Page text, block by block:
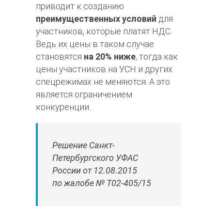
приводит к созданию
преимущественных условий для
участников, которые платят НДС.
Ведь их цены в таком случае
становятся на 20% ниже, тогда как
цены участников на УСН и других
спецрежимах не меняются. А это
является ограничением
конкуренции.
Решение Санкт-
Петербургского УФАС
России от 12.08.2015
по жалобе № Т02-405/15